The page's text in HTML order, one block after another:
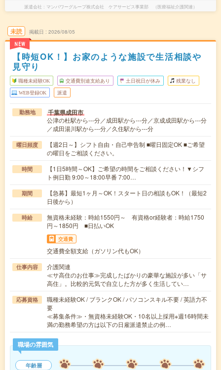
派遣会社 マンパワーグループ株式会社 ケアサービス事業部 （医療福祉介護関連）
未読
NEW
掲載日 2026/08/05
【時短OK！】お家のような施設で生活相談や
見守り
職種未経験OK 交通費別途支給あり 土日祝日が休み 残業なし
WEB登録OK 派遣
勤務地 千葉県成田市
公津の杜駅から---分／成田駅から---分／京成成田駅から---分
／成田湯川駅から---分／久住駅から---分
曜日頻度
【週2日～】シフト自由・自己申告制 ■曜日固定OK ■ご希望
の曜日をご相談ください。
時間
【1日5時間～OK】ご希望の時間をご相談ください！▼シフ
ト例日勤 9:00～18:00早番 7:00…
期間
【急募】最短1ヶ月～OK！スタート日の相談もOK！（最短2
日後から）
時給
無資格未経験：時給1550円～ 有資格or経験者：時給1750
円～1850円 ■日払いOK
交通費
交通費全額支給（ガソリン代もOK）
仕事内容
介護関連
≪サ高住のお仕事≫完成したばかりの豪華な施設が多い「サ
高住」。比較的元気で自立した方が多く生活してい…
応募資格
職種未経験OK / ブランクOK / パソコンスキル不要 / 英語力不
要
≪募集条件≫・無資格未経験OK・10名以上採用※週16時間未
満の勤務希望の方は以下の日雇派遣禁止の例…
職場の雰囲気
年齢層